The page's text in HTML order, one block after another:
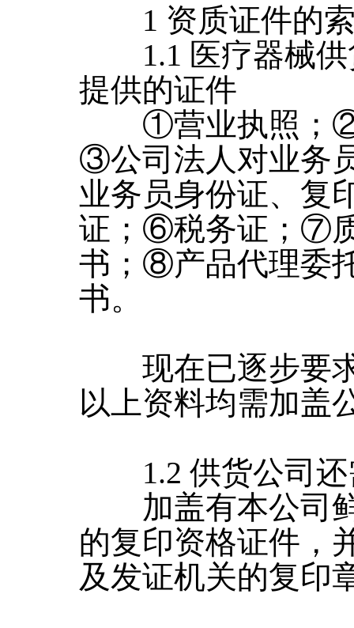
1 资质证件的
1.1 医疗器械供
提供的证件
①营业执照；②
③公司法人对业务
业务员身份证、复
证；⑥税务证；⑦
书；⑧产品代理委
书。
现在已逐步要求
以上资料均需加盖
1.2 供货公司还
加盖有本公司鲜
的复印资格证件，
及发证机关的复印